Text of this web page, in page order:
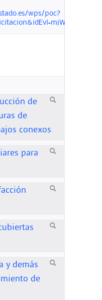
wps/poc?
de
de
conexos
para
y demás
de